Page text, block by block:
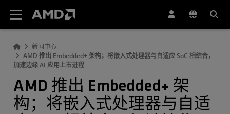
新闻中心
AMD 推出 Embedded+ 架构；将嵌入式处理器与自适应 SoC 相结合，
加速边缘 AI 应用上市进程
AMD 推出 Embedded+ 架
构；将嵌入式处理器与自适